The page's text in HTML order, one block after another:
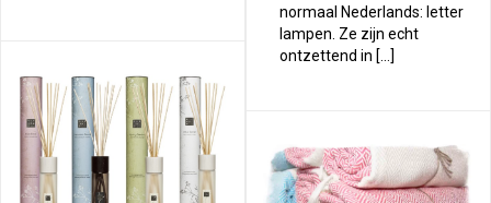
normaal Nederlands: letter
lampen. Ze zijn echt
ontzettend in […]